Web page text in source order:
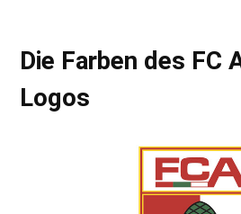
Die Farben des FC
Logos